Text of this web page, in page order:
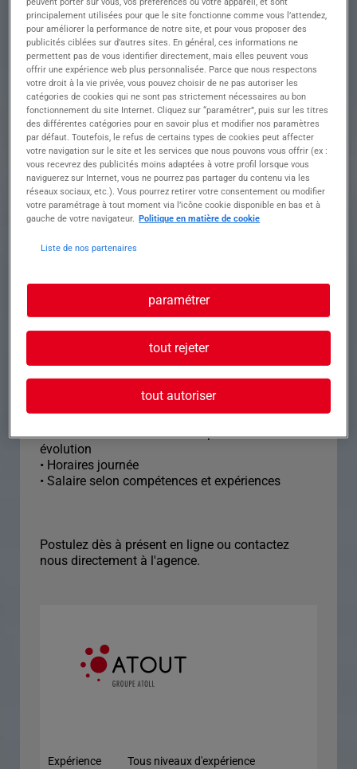
• Tirage de câbles
• Mise en place de l'appareillage et équipement
• Installation des équipements électriques en
courant fort et faibles
• Appliquer les règles de sécurité liées à
l'électricité.
• Lire et suivre des plans, schémas et consignes
• Divers travaux d'électricité
Profil recherché
Profil recherché :
Idéalement issu d'un CAP, BEP ou Bac PRO dans
Vous avez vos habilitations électriques ainsi que
le permis B.
autonomie et en équipe.
Vous êtes méticuleux, rigoureux et organisé.
Nous vous proposons :
• contrat intérim à la semaine pour démarrer avec
évolution
• Horaires journée
• Salaire selon compétences et expériences
Postulez dès à présent en ligne ou contactez
nous directement à l'agence.
Expérience Tous niveaux d'expérience
principalement utilisées pour que le site fonctionne comme vous l’attendez,
pour améliorer la performance de notre site, et pour vous proposer des
publicités ciblées sur d’autres sites. En général, ces informations ne
permettent pas de vous identifier directement, mais elles peuvent vous
offrir une expérience web plus personnalisée. Parce que nous respectons
votre droit à la vie privée, vous pouvez choisir de ne pas autoriser les
catégories de cookies qui ne sont pas strictement nécessaires au bon
fonctionnement du site Internet. Cliquez sur “paramétrer”, puis sur les titres
des différentes catégories pour en savoir plus et modifier nos paramètres
par défaut. Toutefois, le refus de certains types de cookies peut affecter
votre navigation sur le site et les services que nous pouvons vous offrir (ex :
vous recevrez des publicités moins adaptées à votre profil lorsque vous
naviguerez sur Internet, vous ne pourrez pas partager du contenu via les
réseaux sociaux, etc.). Vous pourrez retirer votre consentement ou modifier
votre paramétrage à tout moment via l’icône cookie disponible en bas et à
gauche de votre navigateur. Politique en matière de cookie
Liste de nos partenaires
paramétrer
tout rejeter
tout autoriser